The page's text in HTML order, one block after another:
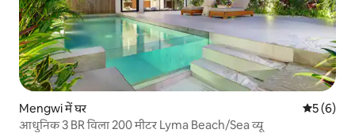
Mengwi में घर औसत रेटिंग
5 (6)
आधुनिक 3 BR विला 200 मीटर Lyma Beach/Sea व्यू